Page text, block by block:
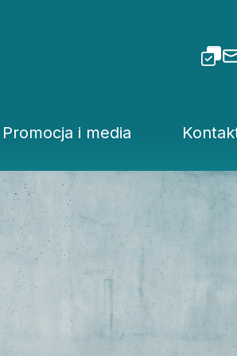
Promocja i media
Dla mediów
Patronaty
Pliki do pobrania
Media Diecezjalne
Media w Polsce